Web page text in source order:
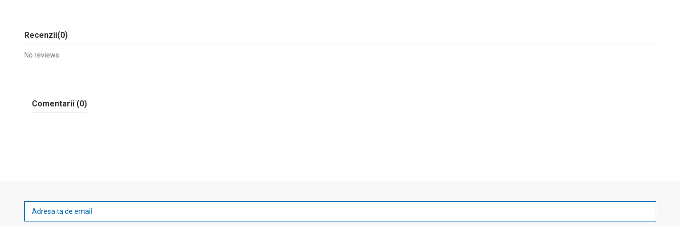
Recenzii(0)
No reviews
Comentarii (0)